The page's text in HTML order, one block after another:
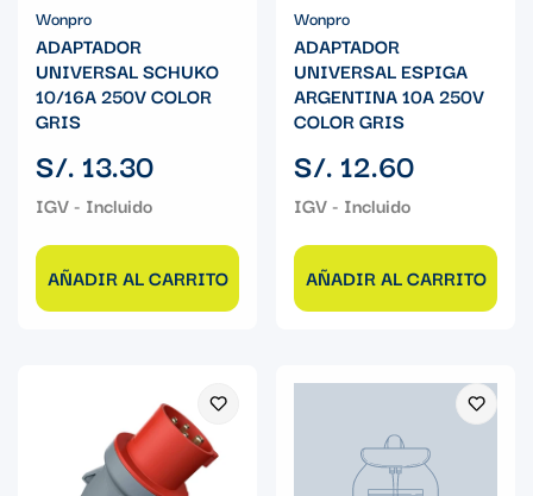
Wonpro
ADAPTADOR
UNIVERSAL SCHUKO
10/16A 250V COLOR
GRIS
Precio
regular
S/. 13.30
AÑADIR AL CARRITO
Wonpro
ADAPTADOR
UNIVERSAL ESPIGA
ARGENTINA 10A 250V
COLOR GRIS
Precio
regular
S/. 12.60
AÑADIR AL CARRITO